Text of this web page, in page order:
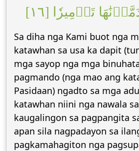
تَدۡمِيرٗا [١٦]
Sa diha nga Kami buot nga
katawhan sa usa ka dapit
mga sayop nga mga
pagmando (nga mao ang
Pasidaan) ngadto sa mga
katawhan niini nga nawala
kaugalingon sa pagpangita
apan sila nagpadayon sa
pagkamahagiton nga